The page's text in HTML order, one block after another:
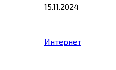
15.11.2024
Интернет